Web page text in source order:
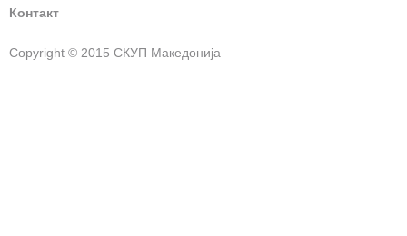
Контакт
Copyright © 2015 СКУП Македонија